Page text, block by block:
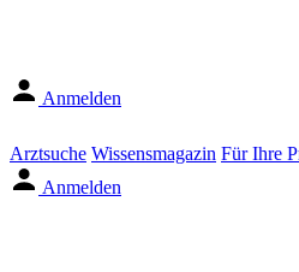
Anmelden
Arztsuche Wissensmagazin Für Ihre
Anmelden